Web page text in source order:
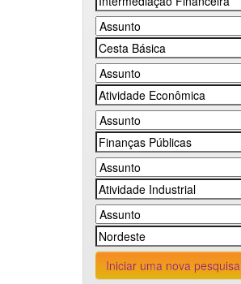
Iniciar uma nova pesquisa